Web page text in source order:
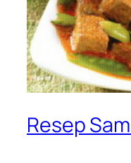
Resep